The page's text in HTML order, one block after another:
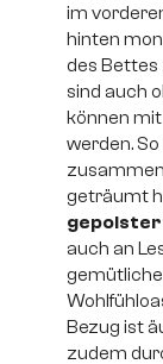
im
hinten
des Bettes
sind auch
können
werden.
geträumt
auch an
Bezug ist
zudem